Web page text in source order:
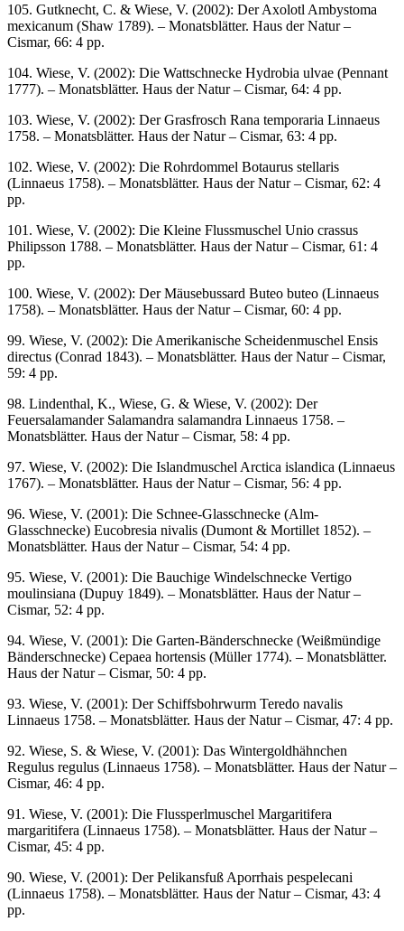
105. Gutknecht, C. & Wiese, V. (2002): Der Axolotl Ambystoma
mexicanum (Shaw 1789). – Monatsblätter. Haus der Natur –
Cismar, 66: 4 pp.
104. Wiese, V. (2002): Die Wattschnecke Hydrobia ulvae (Pennant
1777). – Monatsblätter. Haus der Natur – Cismar, 64: 4 pp.
103. Wiese, V. (2002): Der Grasfrosch Rana temporaria Linnaeus
1758. – Monatsblätter. Haus der Natur – Cismar, 63: 4 pp.
102. Wiese, V. (2002): Die Rohrdommel Botaurus stellaris
(Linnaeus 1758). – Monatsblätter. Haus der Natur – Cismar, 62: 4
pp.
101. Wiese, V. (2002): Die Kleine Flussmuschel Unio crassus
Philipsson 1788. – Monatsblätter. Haus der Natur – Cismar, 61: 4
pp.
100. Wiese, V. (2002): Der Mäusebussard Buteo buteo (Linnaeus
1758). – Monatsblätter. Haus der Natur – Cismar, 60: 4 pp.
99. Wiese, V. (2002): Die Amerikanische Scheidenmuschel Ensis
directus (Conrad 1843). – Monatsblätter. Haus der Natur – Cismar,
59: 4 pp.
98. Lindenthal, K., Wiese, G. & Wiese, V. (2002): Der
Feuersalamander Salamandra salamandra Linnaeus 1758. –
Monatsblätter. Haus der Natur – Cismar, 58: 4 pp.
97. Wiese, V. (2002): Die Islandmuschel Arctica islandica (Linnaeus
1767). – Monatsblätter. Haus der Natur – Cismar, 56: 4 pp.
96. Wiese, V. (2001): Die Schnee-Glasschnecke (Alm-
Glasschnecke) Eucobresia nivalis (Dumont & Mortillet 1852). –
Monatsblätter. Haus der Natur – Cismar, 54: 4 pp.
95. Wiese, V. (2001): Die Bauchige Windelschnecke Vertigo
moulinsiana (Dupuy 1849). – Monatsblätter. Haus der Natur –
Cismar, 52: 4 pp.
94. Wiese, V. (2001): Die Garten-Bänderschnecke (Weißmündige
Bänderschnecke) Cepaea hortensis (Müller 1774). – Monatsblätter.
Haus der Natur – Cismar, 50: 4 pp.
93. Wiese, V. (2001): Der Schiffsbohrwurm Teredo navalis
Linnaeus 1758. – Monatsblätter. Haus der Natur – Cismar, 47: 4 pp.
92. Wiese, S. & Wiese, V. (2001): Das Wintergoldhähnchen
Regulus regulus (Linnaeus 1758). – Monatsblätter. Haus der Natur –
Cismar, 46: 4 pp.
91. Wiese, V. (2001): Die Flussperlmuschel Margaritifera
margaritifera (Linnaeus 1758). – Monatsblätter. Haus der Natur –
Cismar, 45: 4 pp.
90. Wiese, V. (2001): Der Pelikansfuß Aporrhais pespelecani
(Linnaeus 1758). – Monatsblätter. Haus der Natur – Cismar, 43: 4
pp.